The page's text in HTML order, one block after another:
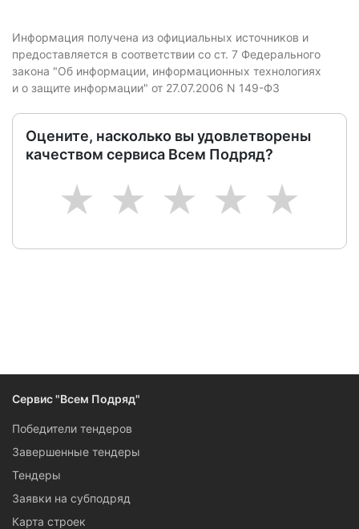
Информация получена из официальных источников и
предоставляется в соответствии со ст. 7 Федерального
закона "Об информации, информационных технологиях
и о защите информации" от 27.07.2006 N 149-ФЗ
Оцените, насколько вы удовлетворены
качеством сервиса Всем Подряд?
5
4
3
2
1
Сервис "Всем Подряд"
Победители тендеров
Завершенные тендеры
Тендеры
Заявки на субподряд
Карта строек